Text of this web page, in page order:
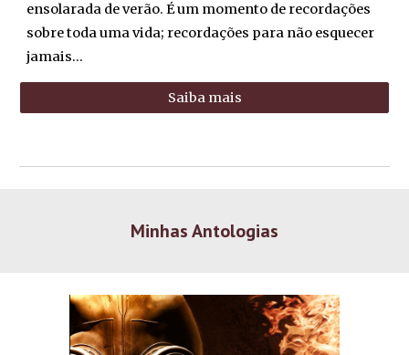
ensolarada de verão. É um momento de recordações
sobre toda uma vida; recordações para não esquecer
jamais...
Saiba mais
Minhas Antologias